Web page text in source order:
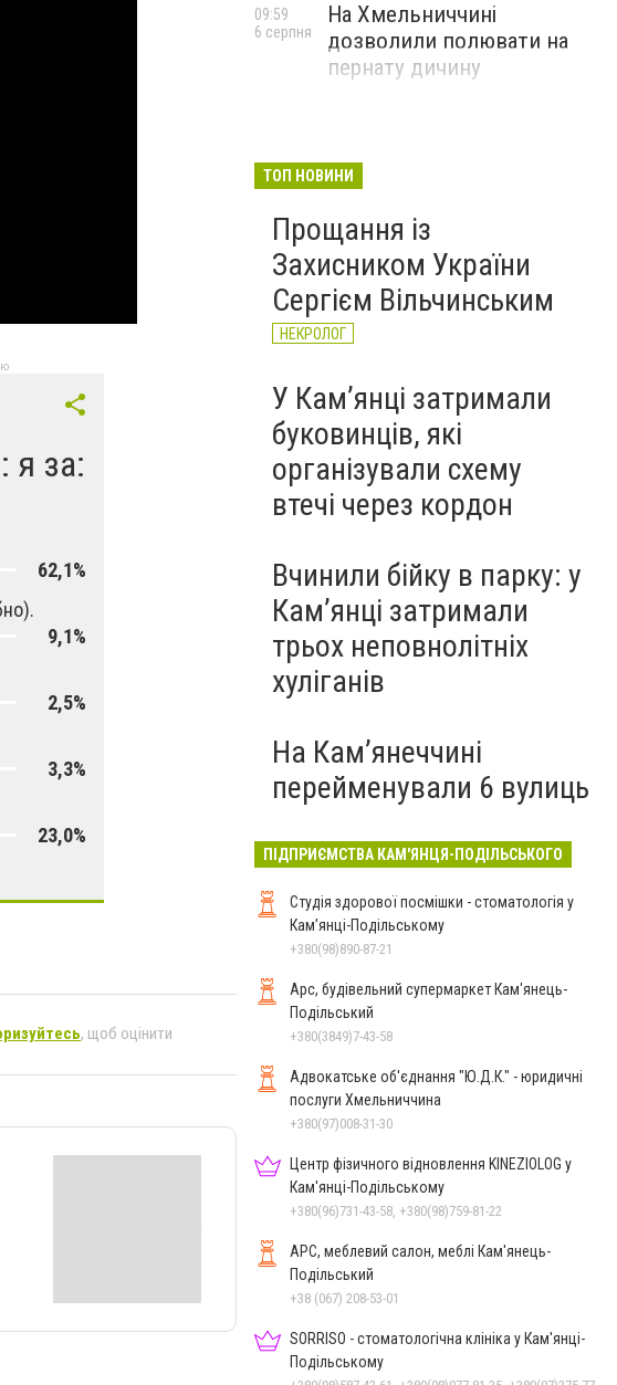
я за:
62,1%
9,1%
2,5%
3,3%
23,0%
, щоб оцінити
На Хмельниччині
дозволили полювати на
пернату дичину
09:59
6 серпня
ТОП НОВИНИ
Прощання із
Захисником України
Сергієм Вільчинським
НЕКРОЛОГ
У Кам’янці затримали
буковинців, які
організували схему
втечі через кордон
Вчинили бійку в парку: у
Кам’янці затримали
трьох неповнолітніх
хуліганів
На Камʼянеччині
перейменували 6 вулиць
ПІДПРИЄМСТВА КАМ'ЯНЦЯ-ПОДІЛЬСЬКОГО
Студія здорової посмішки - стоматологія у
Кам’янці-Подільському
+380(98)890-87-21
Арс, будівельний супермаркет Кам'янець-
Подільський
+380(3849)7-43-58
Адвокатське об'єднання "Ю.Д.К." - юридичні
послуги Хмельниччина
+380(97)008-31-30
Центр фізичного відновлення KINEZIOLOG у
Кам'янці-Подільському
+380(96)731-43-58, +380(98)759-81-22
АРС, меблевий салон, меблі Кам'янець-
Подільський
+38 (067) 208-53-01
SORRISO - стоматологічна клініка у Кам'янці-
Подільському